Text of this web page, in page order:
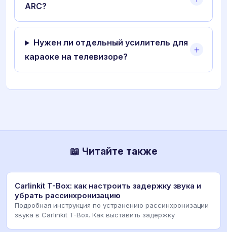
ARC?
Нужен ли отдельный усилитель для
караоке на телевизоре?
📖 Читайте также
Carlinkit T-Box: как настроить задержку звука и
убрать рассинхронизацию
Подробная инструкция по устранению рассинхронизации
звука в Carlinkit T-Box. Как выставить задержку